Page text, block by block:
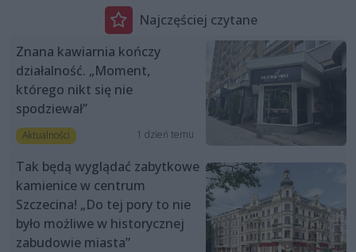
Najczęściej czytane
Znana kawiarnia kończy
działalność. „Moment,
którego nikt się nie
spodziewał”
Aktualności 1 dzień temu
Tak będą wyglądać zabytkowe
kamienice w centrum
Szczecina! „Do tej pory to nie
było możliwe w historycznej
zabudowie miasta”